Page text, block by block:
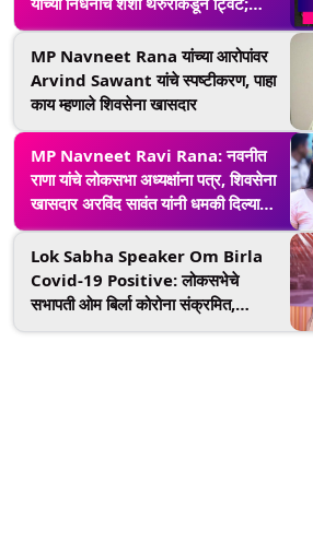
श्रद्धांजली देण्याची केली घाई
MP Navneet Rana यांच्या आरोपांवर
Arvind Sawant यांचे स्पष्टीकरण, पाहा
काय म्हणाले शिवसेना खासदार
MP Navneet Ravi Rana: नवनीत
राणा यांचे लोकसभा अध्यक्षांना पत्र, शिवसेना
खासदार अरविंद सावंत यांनी धमकी दिल्याचा
आरोप
Lok Sabha Speaker Om Birla
Covid-19 Positive: लोकसभेचे
सभापती ओम बिर्ला कोरोना संक्रमित,